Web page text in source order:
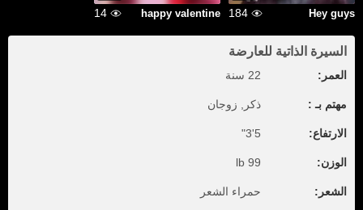
Hey guys
184
happy valentine
14
السيرة الذاتية للعارضة
العمر: 22 سنة
مهتم بـ : ذكر, زوجان
الارتفاع: 5'3"
الوزن: 99 lb
الشعر: حمراء الشعر